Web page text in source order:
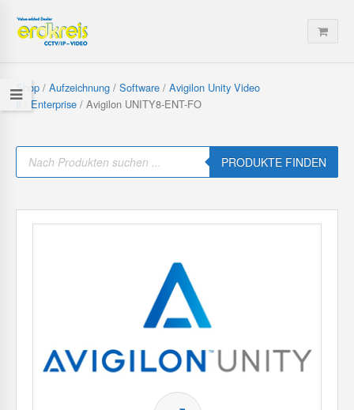
Shop / Aufzeichnung / Software / Avigilon Unity Video
8/ Enterprise / Avigilon UNITY8-ENT-FO
P
o
PRODUKTE FINDEN